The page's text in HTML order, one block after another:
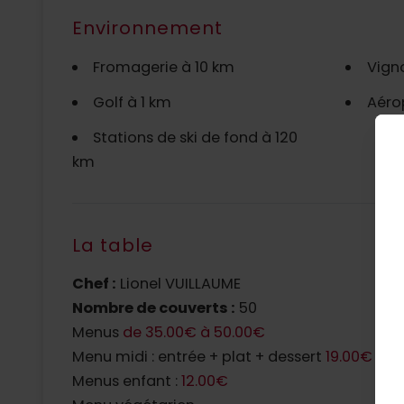
Environnement
Fromagerie à 10 km
Golf à 1 km
Stations de ski de fond à 120
km
La table
Chef : Lionel VUILLAUME
Nombre de couverts : 50
Menus de 35.00€ à 50.00€
Menu midi : entrée + plat + dessert 19.00€
Menus enfant : 12.00€